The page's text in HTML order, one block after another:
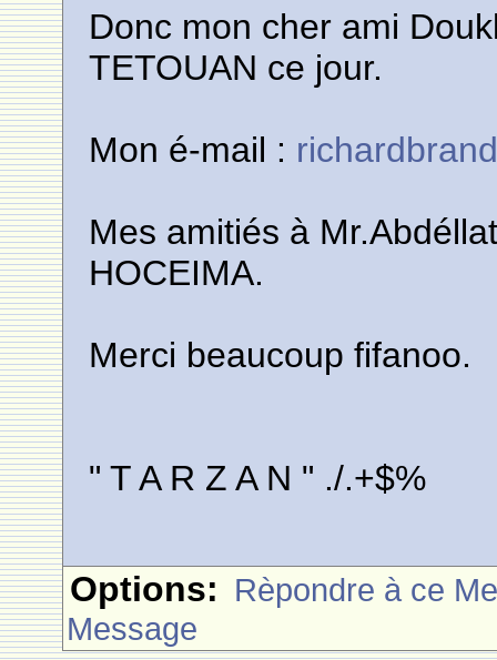
Donc mon cher ami
TETOUAN ce jour.
Mon é-mail :
Mes amitiés à
HOCEIMA.
Merci beaucoup fifanoo.
" T A R Z A N " ./.+$%
Options: Rèpondre à ce
Message